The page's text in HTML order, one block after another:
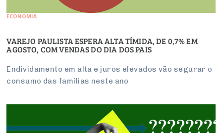
ECONOMIA
VAREJO PAULISTA ESPERA ALTA TÍMIDA, DE 0,7% EM
AGOSTO, COM VENDAS DO DIA DOS PAIS
Endividamento em alta e juros elevados vão segurar o
consumo das famílias neste ano